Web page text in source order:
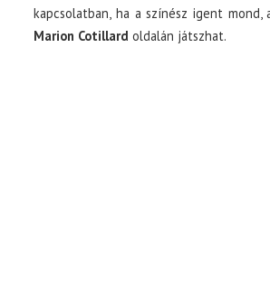
kapcsolatban, ha a színész igent mond,
Marion Cotillardoldalán játszhat.